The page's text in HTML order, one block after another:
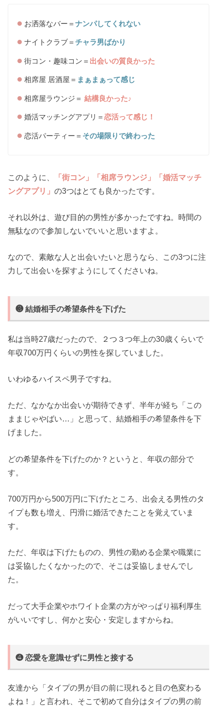
お洒落なバー＝ナンパしてくれない
ナイトクラブ＝チャラ男ばかり
街コン・趣味コン＝ 出会いの質良かった
相席屋 居酒屋＝ まぁまぁって感じ
相席屋ラウンジ＝ 結構良かった♪
婚活マッチングアプリ＝恋活って感じ！
恋活パーティー＝ その場限りで終わった
このように、
「街コン」「相席ラウンジ」「婚活マッチ
ングアプリ」の3つはとても良かったです。
それ以外は、遊び目的の男性が多かったですね。時間の
無駄なので参加しないでいいと思いますよ。
なので、素敵な人と出会いたいと思うなら、この3つに注
力して出会いを探すようにしてくださいね。
❸ 結婚相手の希望条件を下げた
私は当時27歳だったので、２つ３つ年上の30歳くらいで
年収700万円くらいの男性を探していました。
いわゆるハイスペ男子ですね。
ただ、なかなか出会いが期待できず、半年が経ち「この
ままじゃやばい…」と思って、結婚相手の希望条件を下
げました。
どの希望条件を下げたのか？というと、年収の部分で
す。
700万円から500万円に下げたところ、出会える男性のタ
イプも数も増え、円滑に婚活できたことを覚えていま
す。
ただ、年収は下げたものの、男性の勤める企業や職業に
は妥協したくなかったので、そこは妥協しませんでし
た。
だって大手企業やホワイト企業の方がやっぱり福利厚生
がいいですし、何かと安心・安定しますからね。
❹ 恋愛を意識せずに男性と接する
友達から「タイプの男が目の前に現れると目の色変わる
よね！」と言われ、そこで初めて自分はタイプの男の前